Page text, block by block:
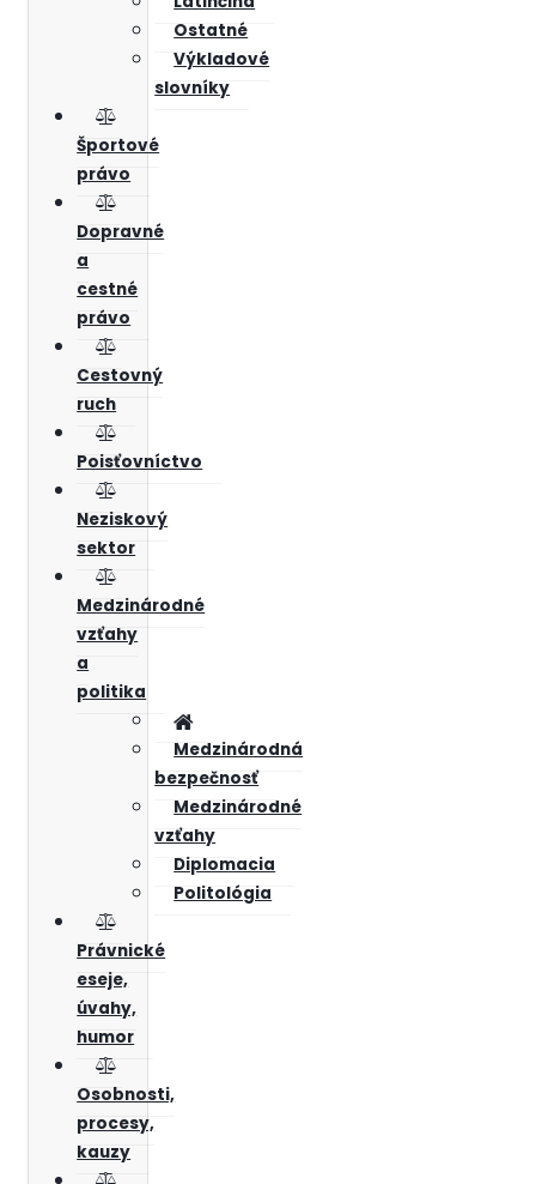
Ostatné
Výkladové
slovníky
Športové
právo
Dopravné
a
cestné
právo
Cestovný
ruch
Poisťovníctvo
Neziskový
sektor
Medzinárodné
vzťahy
a
politika
Medzinárodná
bezpečnosť
Medzinárodné
vzťahy
Diplomacia
Politológia
Právnické
eseje,
úvahy,
humor
Osobnosti,
procesy,
kauzy